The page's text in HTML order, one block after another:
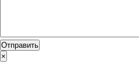
×